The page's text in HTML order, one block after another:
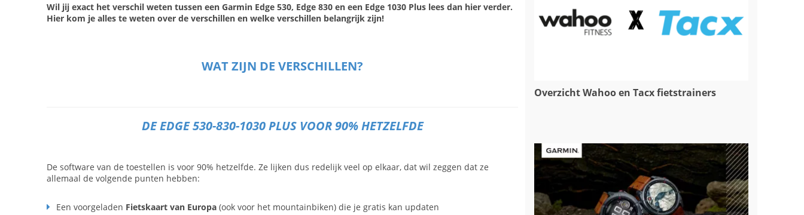
Wil jij exact het verschil weten tussen een Garmin Edge 530, Edge 830 en een Edge 1030 Plus lees dan hier verder.
Hier kom je alles te weten over de verschillen en welke verschillen belangrijk zijn!​
WAT ZIJN DE VERSCHILLEN?
DE EDGE 530-830-1030 PLUS VOOR 90% HETZELFDE
De software van de toestellen is voor 90% hetzelfde. Ze lijken dus redelijk veel op elkaar, dat wil zeggen dat ze
allemaal de volgende punten hebben:
Een voorgeladen Fietskaart van Europa (ook voor het mountainbiken) die je gratis kan updaten
Overzicht Wahoo en Tacx fietstrainers